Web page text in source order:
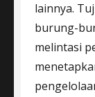
lainnya.
burung-
melintasi